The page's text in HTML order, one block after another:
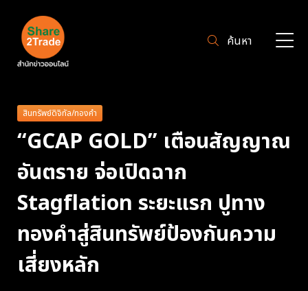
ค้นหา
สินทรัพย์ดิจิทัล/ทองคำ
“GCAP GOLD” เตือนสัญญาณ
อันตราย จ่อเปิดฉาก
Stagflation ระยะแรก ปูทาง
ทองคำสู่สินทรัพย์ป้องกันความ
เสี่ยงหลัก